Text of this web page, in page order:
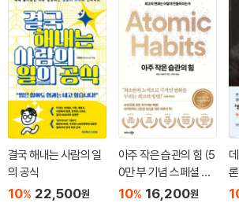
」중에서
결국 해내는 사람의 일
의 공식
10% 22,500원
아주 작은 습관의 힘 (5
0만 부 기념 스페셜 에
디션)
10% 16,200원